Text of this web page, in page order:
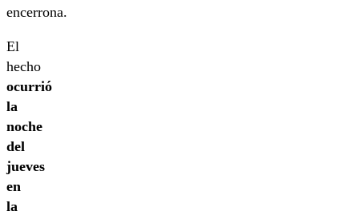
encerrona.
El
hecho
ocurrió
la
noche
del
jueves
en
la